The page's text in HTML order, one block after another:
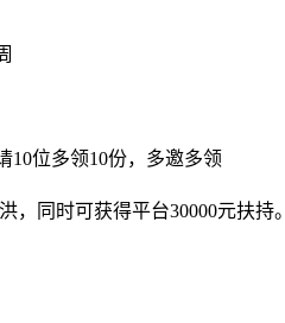
位多领10份，多邀多领
同时可获得平台30000元扶持。